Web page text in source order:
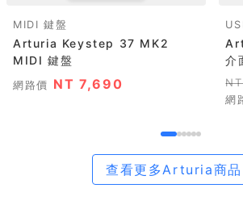
MIDI 鍵盤
Arturia Keystep 37 MK2
MIDI 鍵盤
網路價 NT 7,690
介
網
查看更多Arturia商